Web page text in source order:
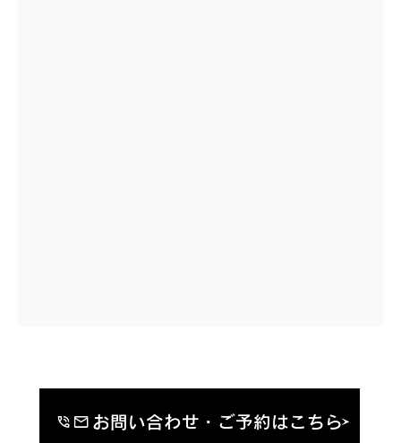
お問い合わせ・ご予約はこちら